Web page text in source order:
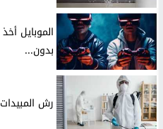
الموبايل
بدون...
رش المبيدات